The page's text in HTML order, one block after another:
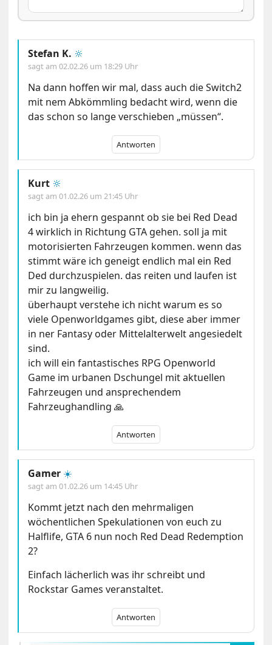
Stefan K. 🔆
sagt am02.02.26 um 18:29 Uhr
Na dann hoffen wir mal, dass auch die Switch2
mit nem Abkömmling bedacht wird, wenn die
das schon so lange verschieben „müssen“.
Antworten
Kurt 🔆
sagt am01.02.26 um 21:45 Uhr
ich bin ja ehern gespannt ob sie bei Red Dead
4 wirklich in Richtung GTA gehen. soll ja mit
motorisierten Fahrzeugen kommen. wenn das
stimmt wäre ich geneigt endlich mal ein Red
Ded durchzuspielen. das reiten und laufen ist
mir zu langweilig.
überhaupt verstehe ich nicht warum es so
viele Openworldgames gibt, diese aber immer
in ner Fantasy oder Mittelalterwelt angesiedelt
sind.
ich will ein fantastisches RPG Openworld
Game im urbanen Dschungel mit aktuellen
Fahrzeugen und ansprechendem
Fahrzeughandling 🙏
Antworten
Gamer ☀️
sagt am01.02.26 um 14:45 Uhr
Kommt jetzt nach den mehrmaligen
wöchentlichen Spekulationen von euch zu
Halflife, GTA 6 nun noch Red Dead Redemption
2?
Einfach lächerlich was ihr schreibt und
Rockstar Games veranstaltet.
Antworten